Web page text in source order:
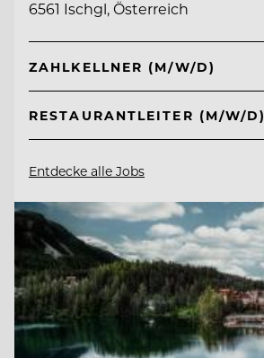
6561 Ischgl, Österreich
ZAHLKELLNER (M/W/D)
RESTAURANTLEITER (M/W/D)
Entdecke alle Jobs